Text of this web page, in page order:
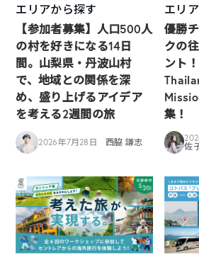
エリアから探す
【参加者募集】人口500人
の村を好きになる14日
間。山梨県・丹波山村
で、地域との関係を深
め、盛り上げるアイデア
を考える2週間の旅
2026年7月28日 西脇 謙志
エリ
優勝
クの
ント
集！
佐